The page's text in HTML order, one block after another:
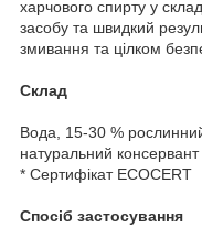
харчового спирту у
засобу та швидкий
змивання та цілком
Склад
Вода, 15-30 %
натуральний
* Сертифікат ECOCERT
Спосіб застосування